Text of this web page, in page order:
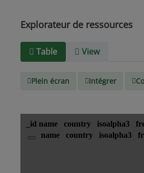
Venezuela
Type de
text/csv
Explorateur de ressources
Table View
Plein écran Intégrer